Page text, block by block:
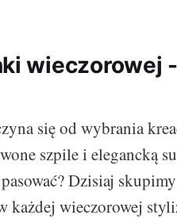
wieczorowej
się od wybrania
szpile i elegancką
Dzisiaj
każdej wieczorowej